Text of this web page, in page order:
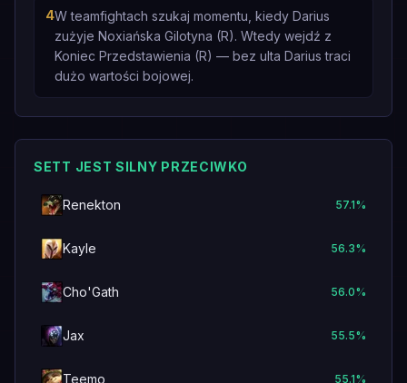
4W teamfightach szukaj momentu, kiedy Darius
zużyje Noxiańska Gilotyna (R). Wtedy wejdź z
Koniec Przedstawienia (R) — bez ulta Darius traci
dużo wartości bojowej.
SETT JEST SILNY PRZECIWKO
Renekton 57.1%
Kayle 56.3%
Cho'Gath 56.0%
Jax 55.5%
Teemo 55.1%